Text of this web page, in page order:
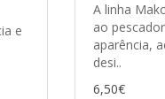
e
A linha
ao
aparência,
desi..
6,50€